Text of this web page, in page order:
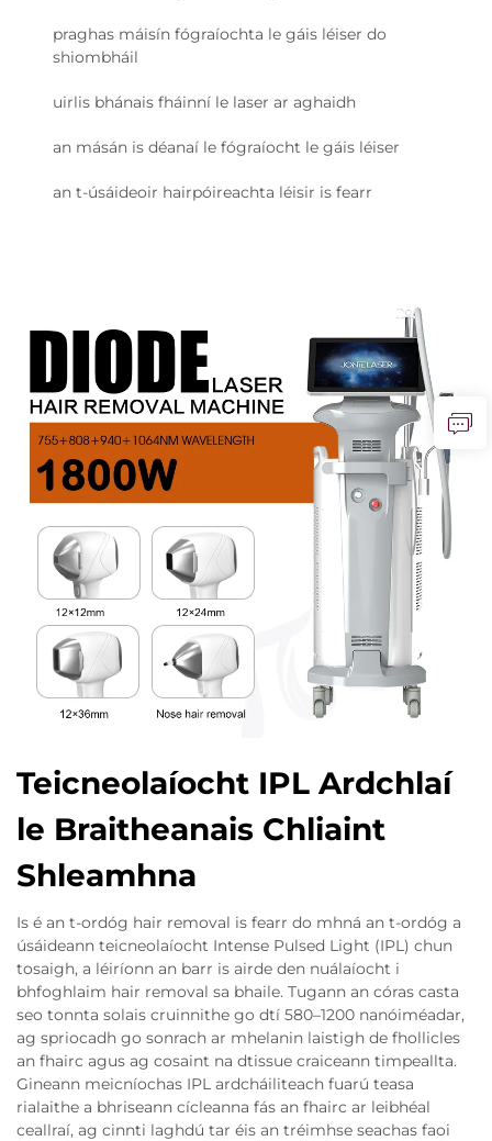
praghas máisín fógraíochta le gáis léiser do
shiombháil
uirlis bhánais fháinní le laser ar aghaidh
an másán is déanaí le fógraíocht le gáis léiser
an t-úsáideoir hairpóireachta léisir is fearr
Teicneolaíocht IPL Ardchlaí
le Braitheanais Chliaint
Shleamhna
Is é an t-ordóg hair removal is fearr do mhná an t-ordóg a
úsáideann teicneolaíocht Intense Pulsed Light (IPL) chun
tosaigh, a léiríonn an barr is airde den nuálaíocht i
bhfoghlaim hair removal sa bhaile. Tugann an córas casta
seo tonnta solais cruinnithe go dtí 580–1200 nanóiméadar,
ag spriocadh go sonrach ar mhelanin laistigh de fhollicles
an fhairc agus ag cosaint na dtissue craiceann timpeallta.
Gineann meicníochas IPL ardcháiliteach fuarú teasa
rialaithe a bhriseann cícleanna fás an fhairc ar leibhéal
ceallraí, ag cinnti laghdú tar éis an tréimhse seachas faoi